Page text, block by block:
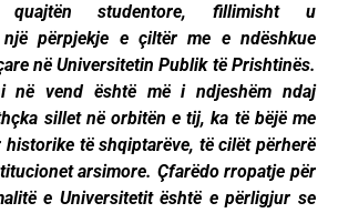
studentore, fillimisht u
përpjekje e çiltër me e ndëshkue
në Universitetin Publik të Prishtinës.
në vend është më i ndjeshëm ndaj
sillet në orbitën e tij, ka të bëjë me
të shqiptarëve, të cilët përherë
arsimore. Çfarëdo rropatje për
e Universitetit është e përligjur se